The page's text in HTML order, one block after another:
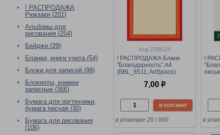
! РАСПРОДАЖА
Рюкзаки (201)
Альбомы для
рисования (254)
Бейджи (29)
Бланки, книги учета (54)
Блоки для записей (99)
Блокноты, книжки
записные (366)
Бумага для оргтехники,
бумага писчая (30)
Бумага для рисования
(106)
код 208634
! РАСПРОДАЖА Бланк
"Благодарность" А4
(BBL_6511, ArtSpace)
7,00 р
В КОРЗИНУ
в упаковке 20 / 900
!
в